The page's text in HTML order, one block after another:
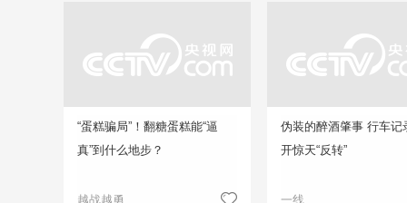
“蛋糕骗局”！翻糖蛋糕能“逼
真”到什么地步？
越战越勇
伪装的醉酒肇事 行车记
开惊天“反转”
一线